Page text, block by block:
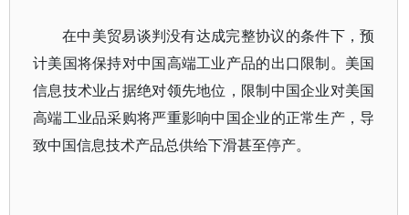
在中美贸易谈判没有达成完整协议的条件下，预
计美国将保持对中国高端工业产品的出口限制。美国
信息技术业占据绝对领先地位，限制中国企业对美国
高端工业品采购将严重影响中国企业的正常生产，导
致中国信息技术产品总供给下滑甚至停产。